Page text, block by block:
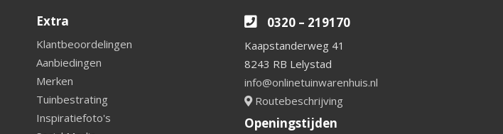
Extra
Klantbeoordelingen
Aanbiedingen
Merken
Tuinbestrating
Inspiratiefoto's
0320 – 219170
Kaapstanderweg 41
8243 RB Lelystad
info@onlinetuinwarenhuis.nl
Routebeschrijving
Openingstijden